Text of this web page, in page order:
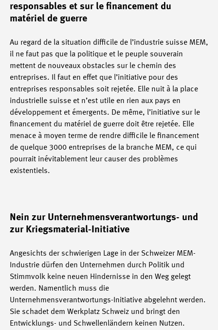
responsables et sur le financement du
matériel de guerre
Au regard de la situation difficile de l’industrie suisse MEM,
il ne faut pas que la politique et le peuple souverain
mettent de nouveaux obstacles sur le chemin des
entreprises. Il faut en effet que l’initiative pour des
entreprises responsables soit rejetée. Elle nuit à la place
industrielle suisse et n’est utile en rien aux pays en
développement et émergents. De même, l’initiative sur le
financement du matériel de guerre doit être rejetée. Elle
menace à moyen terme de rendre difficile le financement
de quelque 3000 entreprises de la branche MEM, ce qui
pourrait inévitablement leur causer des problèmes
existentiels.
Nein zur Unternehmensverantwortungs- und
zur Kriegsmaterial-Initiative
Angesichts der schwierigen Lage in der Schweizer MEM-
Industrie dürfen den Unternehmen durch Politik und
Stimmvolk keine neuen Hindernisse in den Weg gelegt
werden. Namentlich muss die
Unternehmensverantwortungs-Initiative abgelehnt werden.
Sie schadet dem Werkplatz Schweiz und bringt den
Entwicklungs- und Schwellenländern keinen Nutzen.